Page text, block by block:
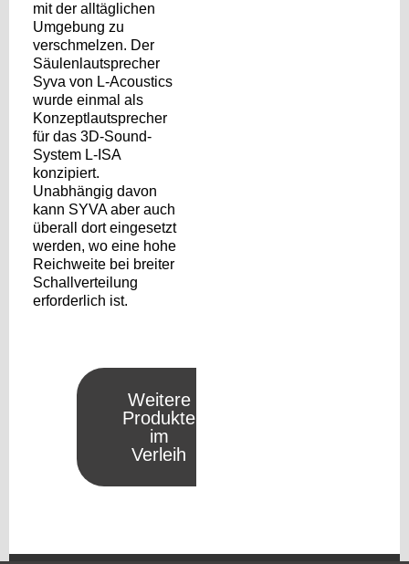
mit der alltäglichen
Umgebung zu
verschmelzen. Der
Säulenlautsprecher
Syva von L-Acoustics
wurde einmal als
Konzeptlautsprecher
für das 3D-Sound-
System L-ISA
konzipiert.
Unabhängig davon
kann SYVA aber auch
überall dort eingesetzt
werden, wo eine hohe
Reichweite bei breiter
Schallverteilung
erforderlich ist.
Weitere
Produkte
im
Verleih